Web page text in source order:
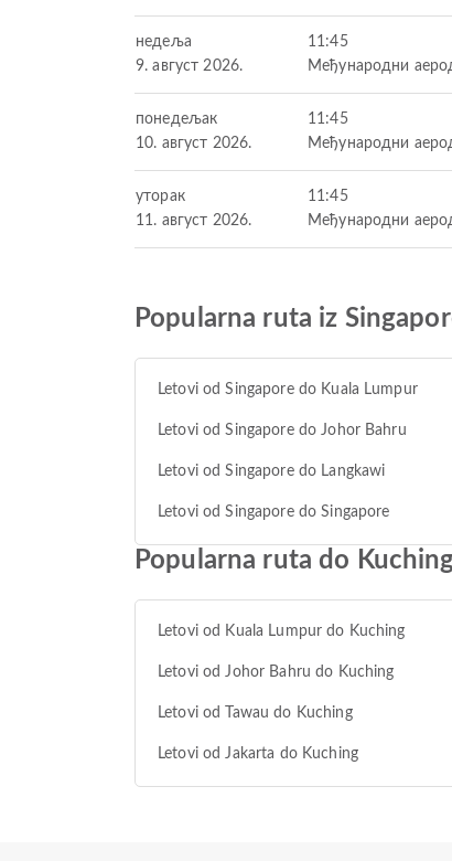
недеља
9. август 2026.
11:45
Међународни
понедељак
10. август 2026.
11:45
Међународни
уторак
11. август 2026.
11:45
Међународни
Popularna ruta iz
Letovi od Singapore do Kuala Lumpur
Letovi od Singapore do Johor Bahru
Letovi od Singapore do Langkawi
Letovi od Singapore do Singapore
Popularna ruta do
Letovi od Kuala Lumpur do Kuching
Letovi od Johor Bahru do Kuching
Letovi od Tawau do Kuching
Letovi od Jakarta do Kuching